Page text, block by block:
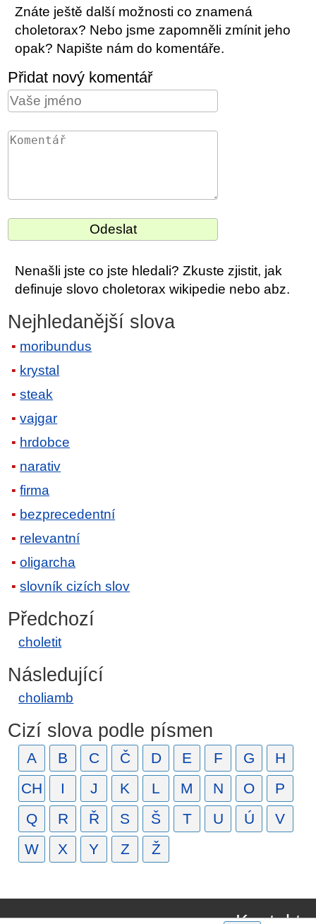
Znáte ještě další možnosti co znamená
choletorax? Nebo jsme zapomněli zmínit jeho
opak? Napište nám do komentáře.
Přidat nový komentář
Nenašli jste co jste hledali? Zkuste zjistit, jak
definuje slovo choletorax wikipedie nebo abz.
Nejhledanější slova
moribundus
krystal
steak
vajgar
hrdobce
narativ
firma
bezprecedentní
relevantní
oligarcha
slovník cizích slov
Předchozí
choletit
Následující
choliamb
Cizí slova podle písmen
A B C Č D E F G
H
CH
I J K L M N O
P
Q
R Ř S Š T U Ú
V
W
X Y Z Ž